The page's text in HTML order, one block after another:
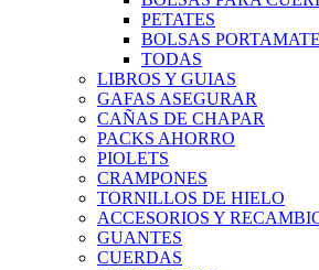
PETATES
BOLSAS
TODAS
LIBROS Y GUIAS
GAFAS ASEGURAR
CAÑAS DE CHAPAR
PACKS AHORRO
PIOLETS
CRAMPONES
TORNILLOS DE HIELO
ACCESORIOS Y
GUANTES
CUERDAS